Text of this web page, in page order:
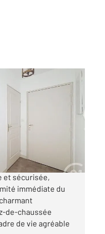
propose à la vente :
et sécurisée,
immédiate du
de-chaussée
de vie agréable